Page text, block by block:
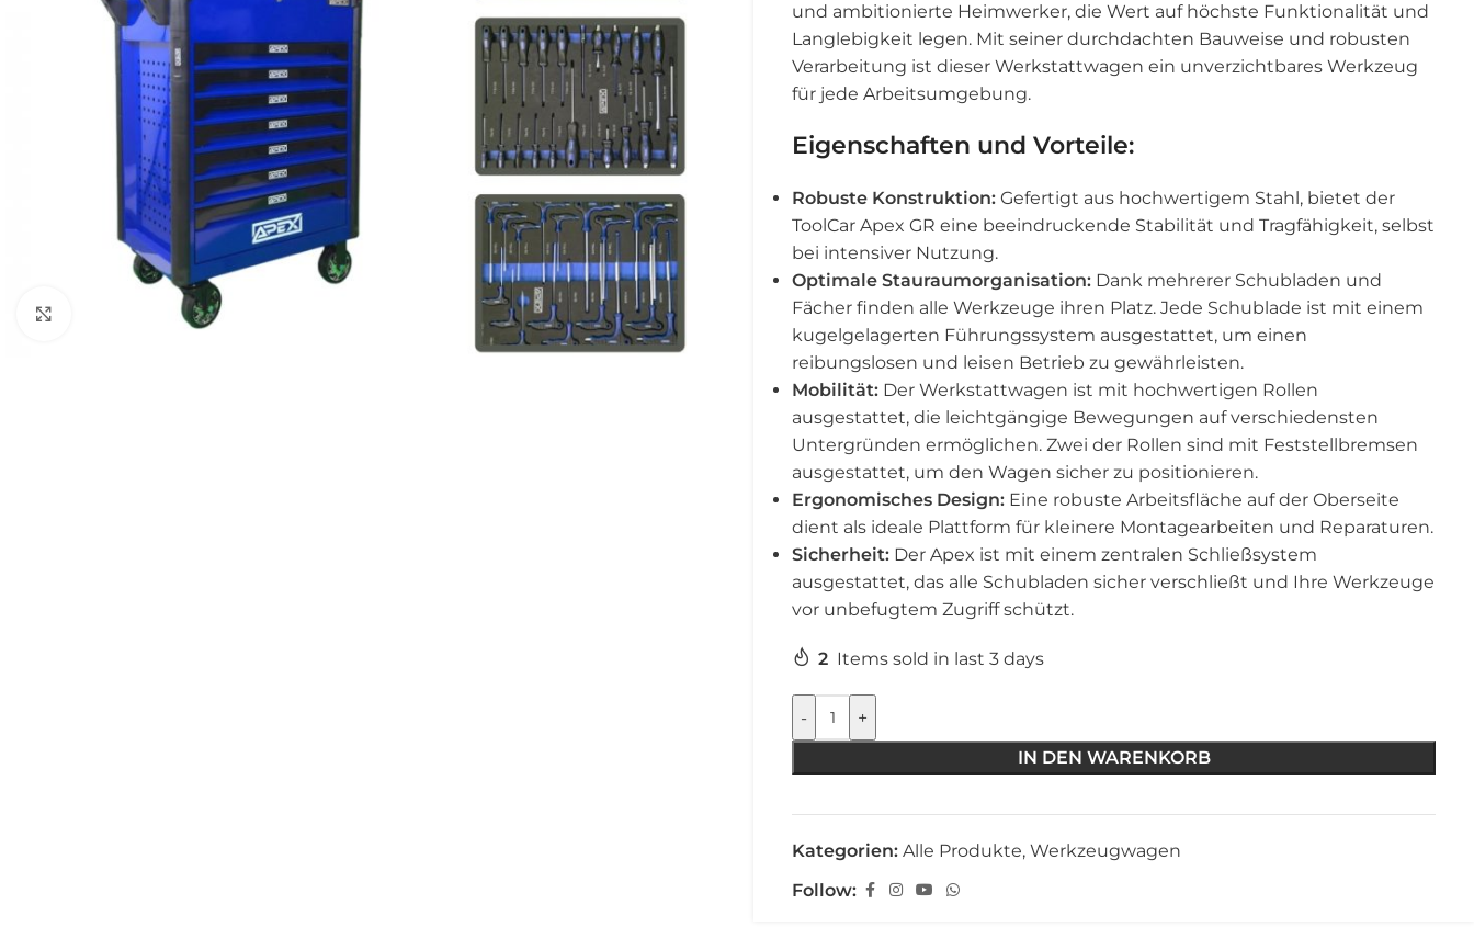
Klick zum Vergrößern
und ambitionierte Heimwerker, die Wert auf höchste Funktionalität und
Langlebigkeit legen. Mit seiner durchdachten Bauweise und robusten
Verarbeitung ist dieser Werkstattwagen ein unverzichtbares Werkzeug
für jede Arbeitsumgebung.
Eigenschaften und Vorteile:
Robuste Konstruktion: Gefertigt aus hochwertigem Stahl, bietet der
ToolCar Apex GR eine beeindruckende Stabilität und Tragfähigkeit, selbst
bei intensiver Nutzung.
Optimale Stauraumorganisation: Dank mehrerer Schubladen und
Fächer finden alle Werkzeuge ihren Platz. Jede Schublade ist mit einem
kugelgelagerten Führungssystem ausgestattet, um einen
reibungslosen und leisen Betrieb zu gewährleisten.
Mobilität: Der Werkstattwagen ist mit hochwertigen Rollen
ausgestattet, die leichtgängige Bewegungen auf verschiedensten
Untergründen ermöglichen. Zwei der Rollen sind mit Feststellbremsen
ausgestattet, um den Wagen sicher zu positionieren.
Ergonomisches Design: Eine robuste Arbeitsfläche auf der Oberseite
dient als ideale Plattform für kleinere Montagearbeiten und Reparaturen.
Sicherheit: Der Apex ist mit einem zentralen Schließsystem
ausgestattet, das alle Schubladen sicher verschließt und Ihre Werkzeuge
vor unbefugtem Zugriff schützt.
2 Items sold in last 3 days
-
+
IN DEN WARENKORB
Kategorien: Alle Produkte, Werkzeugwagen
Follow: